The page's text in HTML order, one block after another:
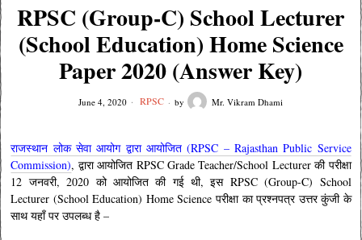
RPSC (Group-C) School Lecturer
(School Education) Home Science
Paper 2020 (Answer Key)
June 4, 2020 RPSC by Mr. Vikram Dhami
राजस्थान लोक सेवा आयोग द्वारा आयोजित (RPSC – Rajasthan Public Service
Commission), द्वारा आयोजित RPSC Grade Teacher/School Lecturer की परीक्षा
12 जनवरी, 2020 को आयोजित की गई थी, इस RPSC (Group-C) School
Lecturer (School Education) Home Science परीक्षा का प्रश्नपत्र उत्तर कुंजी के
साथ यहाँ पर उपलब्ध है –